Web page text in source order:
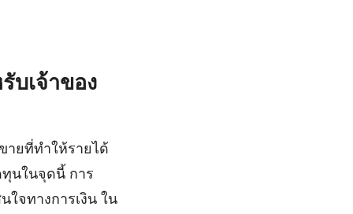
บเจ้าของ
ายที่ทำให้รายได้
ทุนในจุดนี้ การ
จทางการเงิน ใน